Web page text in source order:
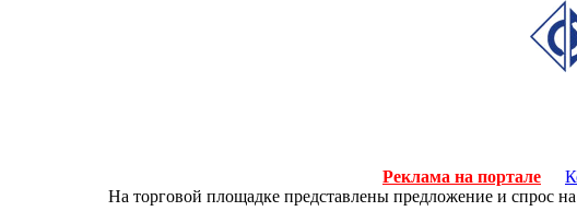
Реклама на портале
На торговой площадке представлены предложение и спрос